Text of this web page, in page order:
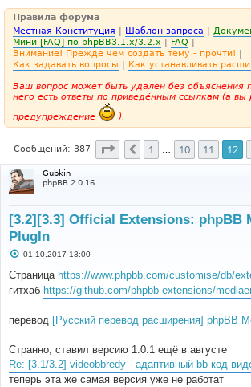
Правила форума
Местная Конституция | Шаблон запроса |
Мини [FAQ] по phpBB3.1.x/3.2.x | FAQ |
Внимание! Прежде чем создать тему - прочти! |
Как задавать вопросы | Как устанавливать
Ваш вопрос может быть удален без объяснения
него есть ответы по приведённым ссылкам (а вы
предупреждение
).
Сообщений: 387 Страница12 из 26
Пред.
1 10 11 12
Gubkin
phpBB 2.0.16
[3.2][3.3] Official Extensions: phpBB
PlugIn
С
о
б
щ
и
01.10.2017 13:00
Страница https://www.phpbb.com/customise/db/
гитхаб https://github.com/phpbb-extensions/
перевод [Русский перевод расширения] phpBB
Странно, ставил версию 1.0.1 ещё в августе
Re: [3.1/3.2] videobbredy - адаптивный bb код
теперь эта же самая версия уже не работат